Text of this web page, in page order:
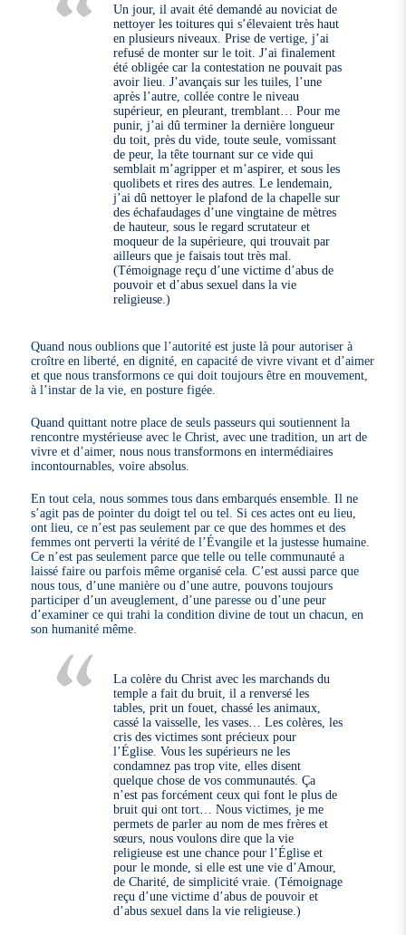
Un jour, il avait été demandé au noviciat de
nettoyer les toitures qui s’élevaient très haut
en plusieurs niveaux. Prise de vertige, j’ai
refusé de monter sur le toit. J’ai finalement
été obligée car la contestation ne pouvait pas
avoir lieu. J’avançais sur les tuiles, l’une
après l’autre, collée contre le niveau
supérieur, en pleurant, tremblant… Pour me
punir, j’ai dû terminer la dernière longueur
du toit, près du vide, toute seule, vomissant
de peur, la tête tournant sur ce vide qui
semblait m’agripper et m’aspirer, et sous les
quolibets et rires des autres. Le lendemain,
j’ai dû nettoyer le plafond de la chapelle sur
des échafaudages d’une vingtaine de mètres
de hauteur, sous le regard scrutateur et
moqueur de la supérieure, qui trouvait par
ailleurs que je faisais tout très mal.
(Témoignage reçu d’une victime d’abus de
pouvoir et d’abus sexuel dans la vie
religieuse.)
Quand nous oublions que l’autorité est juste là pour autoriser à
croître en liberté, en dignité, en capacité de vivre vivant et d’aimer
et que nous transformons ce qui doit toujours être en mouvement,
à l’instar de la vie, en posture figée.
Quand quittant notre place de seuls passeurs qui soutiennent la
rencontre mystérieuse avec le Christ, avec une tradition, un art de
vivre et d’aimer, nous nous transformons en intermédiaires
incontournables, voire absolus.
En tout cela, nous sommes tous dans embarqués ensemble. Il ne
s’agit pas de pointer du doigt tel ou tel. Si ces actes ont eu lieu,
ont lieu, ce n’est pas seulement par ce que des hommes et des
femmes ont perverti la vérité de l’Évangile et la justesse humaine.
Ce n’est pas seulement parce que telle ou telle communauté a
laissé faire ou parfois même organisé cela. C’est aussi parce que
nous tous, d’une manière ou d’une autre, pouvons toujours
participer d’un aveuglement, d’une paresse ou d’une peur
d’examiner ce qui trahi la condition divine de tout un chacun, en
son humanité même.
La colère du Christ avec les marchands du
temple a fait du bruit, il a renversé les
tables, prit un fouet, chassé les animaux,
cassé la vaisselle, les vases… Les colères, les
cris des victimes sont précieux pour
l’Église. Vous les supérieurs ne les
condamnez pas trop vite, elles disent
quelque chose de vos communautés. Ça
n’est pas forcément ceux qui font le plus de
bruit qui ont tort… Nous victimes, je me
permets de parler au nom de mes frères et
sœurs, nous voulons dire que la vie
religieuse est une chance pour l’Église et
pour le monde, si elle est une vie d’Amour,
de Charité, de simplicité vraie. (Témoignage
reçu d’une victime d’abus de pouvoir et
d’abus sexuel dans la vie religieuse.)